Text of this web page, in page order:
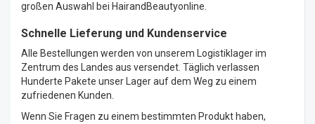
großen Auswahl bei HairandBeautyonline.
Schnelle Lieferung und Kundenservice
Alle Bestellungen werden von unserem Logistiklager im
Zentrum des Landes aus versendet. Täglich verlassen
Hunderte Pakete unser Lager auf dem Weg zu einem
zufriedenen Kunden.
Wenn Sie Fragen zu einem bestimmten Produkt haben,